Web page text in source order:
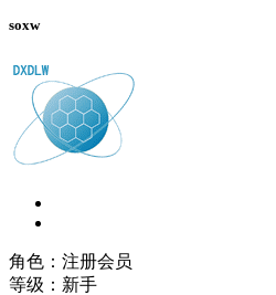
soxw
角色：注册会员
等级：新手